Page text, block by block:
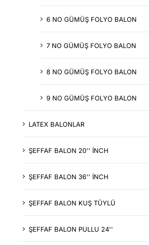
6 NO GÜMÜŞ FOLYO BALON
7 NO GÜMÜŞ FOLYO BALON
8 NO GÜMÜŞ FOLYO BALON
9 NO GÜMÜŞ FOLYO BALON
LATEX BALONLAR
ŞEFFAF BALON 20'' İNCH
ŞEFFAF BALON 36'' İNCH
ŞEFFAF BALON KUŞ TÜYLÜ
ŞEFFAF BALON PULLU 24''